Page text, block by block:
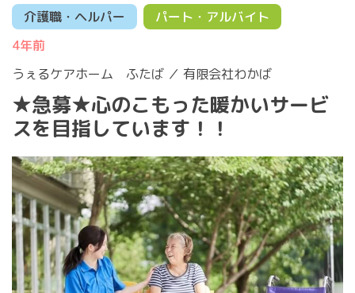
介護職・ヘルパー
パート・アルバイト
4年前
うぇるケアホーム ふたば ／ 有限会社わかば
★急募★心のこもった暖かいサービ
スを目指しています！！